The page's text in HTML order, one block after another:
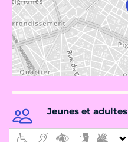
Jeunes et adultes